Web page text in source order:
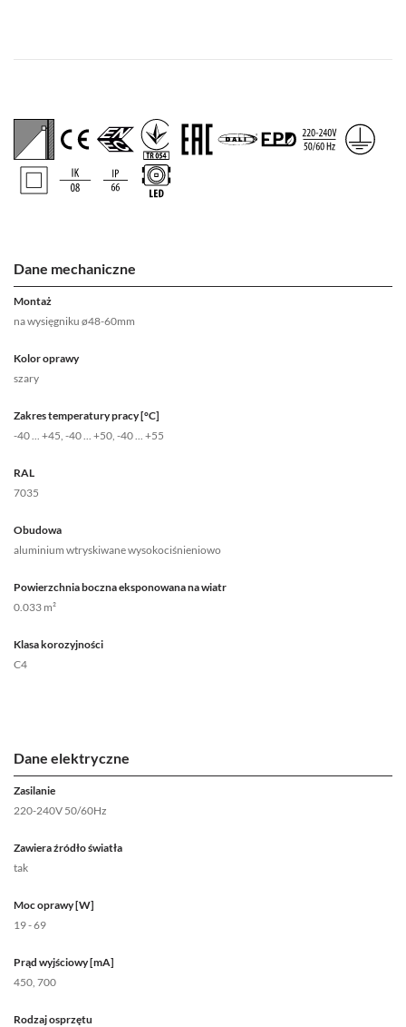
Dane mechaniczne
Montaż
na wysięgniku ø48-60mm
Kolor oprawy
szary
Zakres temperatury pracy [°C]
-40 ... +45, -40 ... +50, -40 ... +55
RAL
7035
Obudowa
aluminium wtryskiwane wysokociśnieniowo
Powierzchnia boczna eksponowana na wiatr
0.033 m²
Klasa korozyjności
C4
Dane elektryczne
Zasilanie
220-240V 50/60Hz
Zawiera źródło światła
tak
Moc oprawy [W]
19 - 69
Prąd wyjściowy [mA]
450, 700
Rodzaj osprzętu